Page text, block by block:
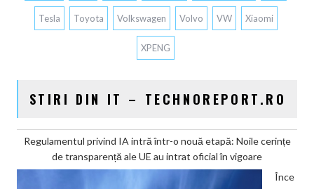
Tesla Toyota Volkswagen Volvo VW Xiaomi
XPENG
STIRI DIN IT – TECHNOREPORT.RO
Regulamentul privind IA intră într-o nouă etapă: Noile cerințe
de transparență ale UE au intrat oficial în vigoare
Înce